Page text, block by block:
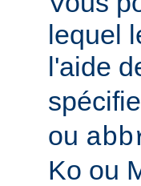
lequel
l'aide
ou
Ko ou